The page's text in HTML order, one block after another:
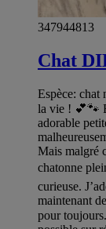
347944813
Chat
Espèce:
la vie ! 💕🐾
adorable
Mais malgré
chatonne
curieuse.
maintenant
pour